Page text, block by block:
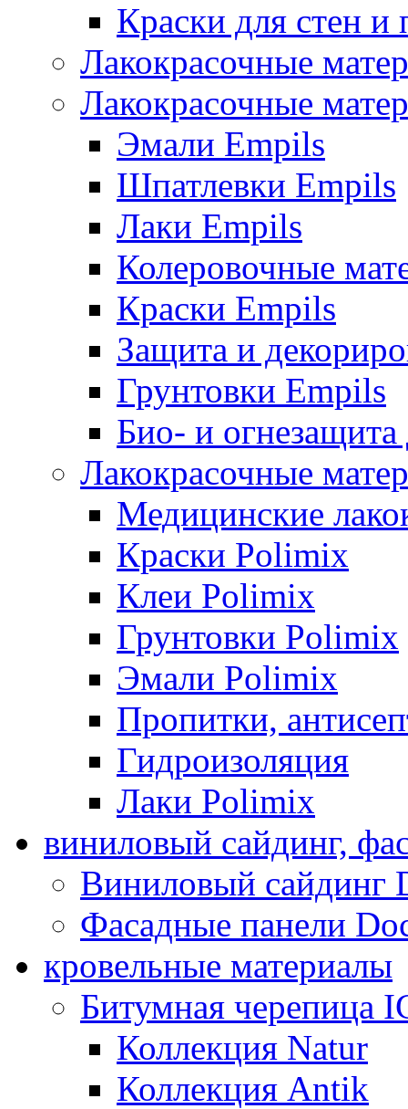
Краски для стен и
Лакокрасочные
Лакокрасочные
Эмали Empils
Шпатлевки Empils
Лаки Empils
Колеровочные
Краски Empils
Защита и
Грунтовки Empils
Био- и
Лакокрасочные
Медицинские
Краски Polimix
Клеи Polimix
Грунтовки Polimix
Эмали Polimix
Пропитки,
Гидроизоляция
Лаки Polimix
виниловый сайдинг,
Виниловый сайдинг
Фасадные панели
кровельные материалы
Битумная черепица
Коллекция Natur
Коллекция Antik